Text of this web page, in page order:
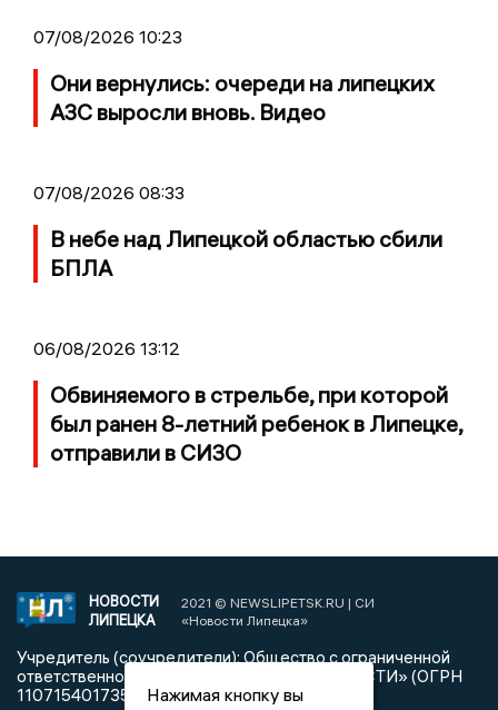
07/08/2026 10:23
Они вернулись: очереди на липецких
АЗС выросли вновь. Видео
07/08/2026 08:33
В небе над Липецкой областью сбили
БПЛА
06/08/2026 13:12
Обвиняемого в стрельбе, при которой
был ранен 8-летний ребенок в Липецке,
отправили в СИЗО
НОВОСТИ
ЛИПЕЦКА
2021 © NEWSLIPETSK.RU | СИ
«Новости Липецка»
Учредитель (соучредители): Общество с ограниченной
ответственностью «РЕГИОНАЛЬНЫЕ НОВОСТИ» (ОГРН
1107154017354)
Нажимая кнопку вы